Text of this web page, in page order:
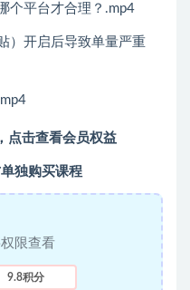
个平台才合理？.mp4
）开启后导致单量严重
点击查看会员权益
独购买课程
限查看
9.8积分